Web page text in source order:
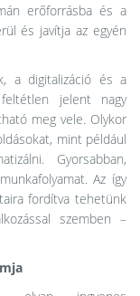
erőforrásba és a
és javítja az egyén
a digitalizáció és a
feltétlen jelent nagy
meg vele. Olykor
mint például
Gyorsabban,
Az így
fordítva tehetünk
szemben –